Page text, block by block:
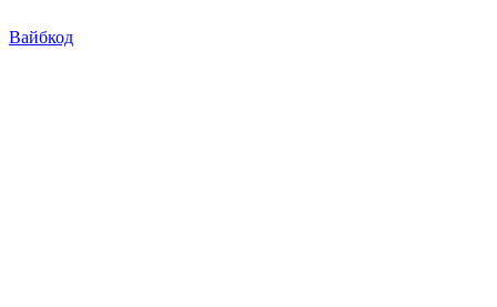
Вайбкод